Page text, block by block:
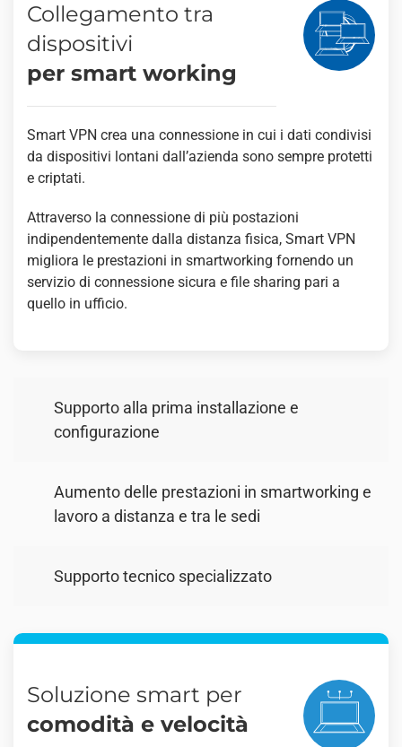
Collegamento tra
dispositivi
per smart working
Smart VPN crea una connessione in cui i dati condivisi
da dispositivi lontani dall’azienda sono sempre protetti
e criptati.
Attraverso la connessione di più postazioni
indipendentemente dalla distanza fisica, Smart VPN
migliora le prestazioni in smartworking fornendo un
servizio di connessione sicura e file sharing pari a
quello in ufficio.
Supporto alla prima installazione e
configurazione
Aumento delle prestazioni in smartworking e
lavoro a distanza e tra le sedi
Supporto tecnico specializzato
Soluzione smart per
comodità e velocità